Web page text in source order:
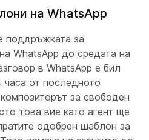
на WhatsApp
поддръжката за
WhatsApp до средата на
в WhatsApp е бил
часа от последното
за свободен
това вие като агент ще
одобрен шаблон за